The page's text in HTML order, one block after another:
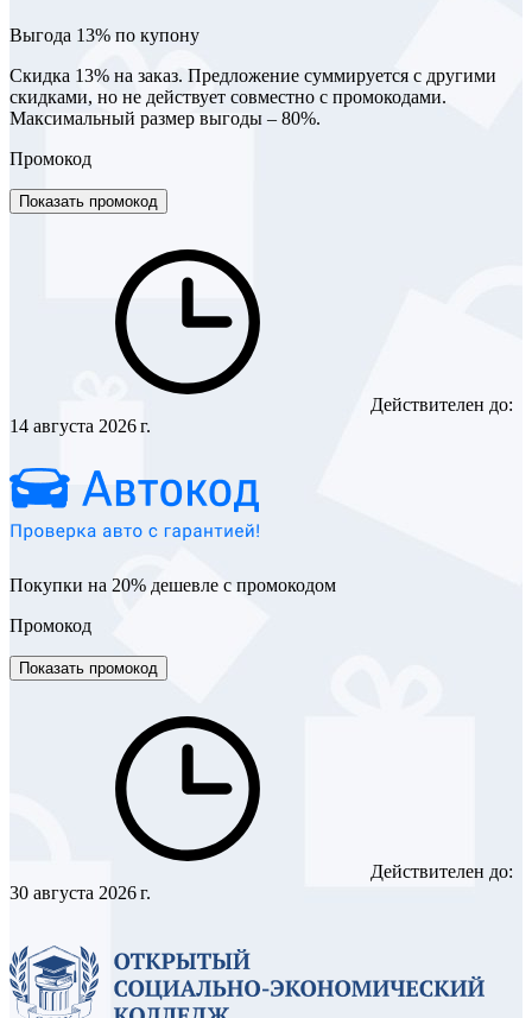
Выгода 13% по купону
Скидка 13% на заказ. Предложение суммируется с другими
скидками, но не действует совместно с промокодами.
Максимальный размер выгоды – 80%.
Промокод
Показать промокод
Действителен до:
14 августа 2026 г.
Покупки на 20% дешевле с промокодом
Промокод
Показать промокод
Действителен до:
30 августа 2026 г.